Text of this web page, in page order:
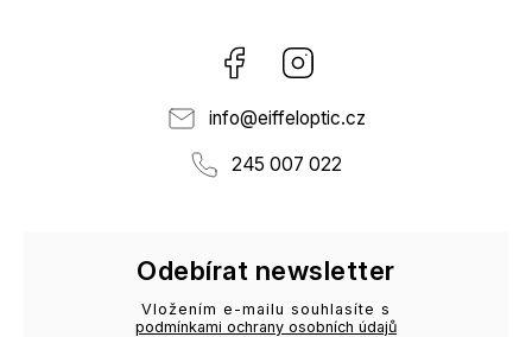
Facebook
info@eiffeloptic.cz
245 007 022
Odebírat newsletter
Vložením e-mailu souhlasíte s
podmínkami ochrany osobních údajů